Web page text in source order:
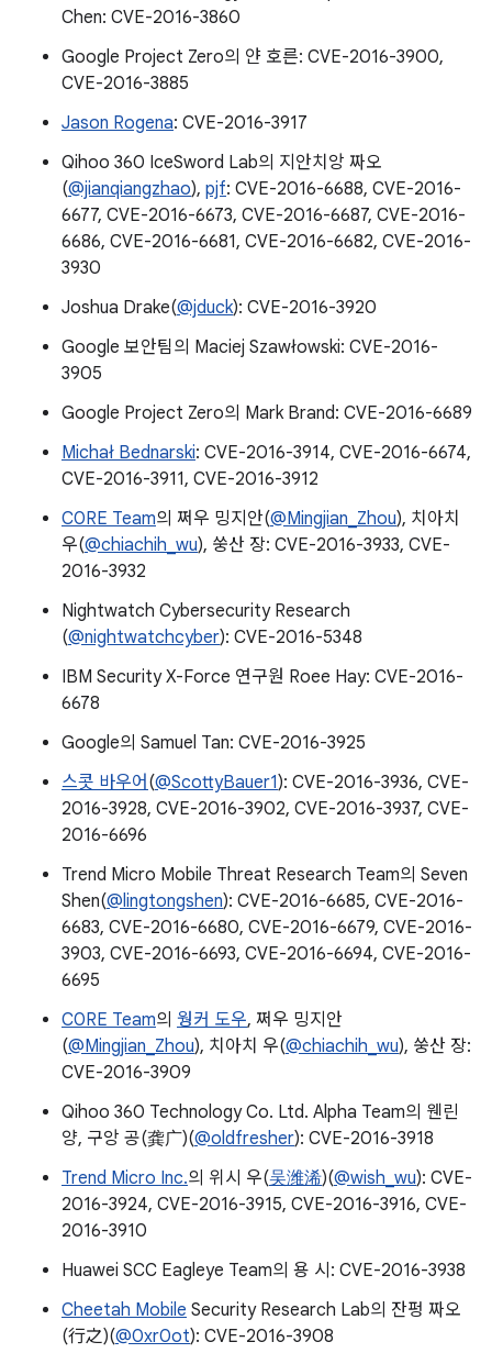
Chen: CVE-2016-3860
Google Project Zero의 얀 호른: CVE-2016-3900,
CVE-2016-3885
Jason Rogena: CVE-2016-3917
Qihoo 360 IceSword Lab의 지안치앙 짜오
(@jianqiangzhao), pjf: CVE-2016-6688, CVE-2016-
6677, CVE-2016-6673, CVE-2016-6687, CVE-2016-
6686, CVE-2016-6681, CVE-2016-6682, CVE-2016-
3930
Joshua Drake(@jduck): CVE-2016-3920
Google 보안팀의 Maciej Szawłowski: CVE-2016-
3905
Google Project Zero의 Mark Brand: CVE-2016-6689
Michał Bednarski: CVE-2016-3914, CVE-2016-6674,
CVE-2016-3911, CVE-2016-3912
C0RE Team의 쩌우 밍지안(@Mingjian_Zhou), 치아치
우(@chiachih_wu), 쑹산 장: CVE-2016-3933, CVE-
2016-3932
Nightwatch Cybersecurity Research
(@nightwatchcyber): CVE-2016-5348
IBM Security X-Force 연구원 Roee Hay: CVE-2016-
6678
Google의 Samuel Tan: CVE-2016-3925
스콧 바우어 (@ScottyBauer1): CVE-2016-3936, CVE-
2016-3928, CVE-2016-3902, CVE-2016-3937, CVE-
2016-6696
Trend Micro Mobile Threat Research Team의 Seven
Shen(@lingtongshen): CVE-2016-6685, CVE-2016-
6683, CVE-2016-6680, CVE-2016-6679, CVE-2016-
3903, CVE-2016-6693, CVE-2016-6694, CVE-2016-
6695
C0RE Team의 웡커 도우, 쩌우 밍지안
(@Mingjian_Zhou), 치아치 우(@chiachih_wu), 쑹산 장:
CVE-2016-3909
Qihoo 360 Technology Co. Ltd. Alpha Team의 웬린
양, 구앙 공(龚广)(@oldfresher): CVE-2016-3918
Trend Micro Inc.의 위시 우(吴潍浠)(@wish_wu): CVE-
2016-3924, CVE-2016-3915, CVE-2016-3916, CVE-
2016-3910
Huawei SCC Eagleye Team의 용 시: CVE-2016-3938
Cheetah Mobile Security Research Lab의 잔펑 짜오
(行之)(@0xr0ot): CVE-2016-3908